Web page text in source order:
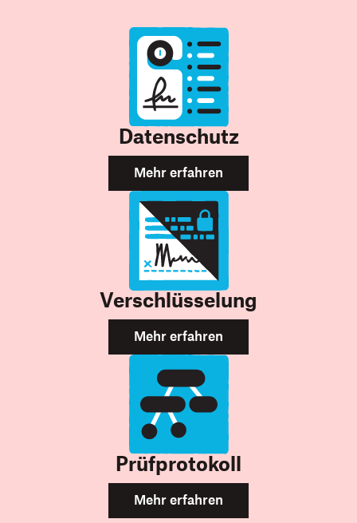
Datenschutz
Mehr erfahren
Verschlüsselung
Mehr erfahren
Prüfprotokoll
Mehr erfahren